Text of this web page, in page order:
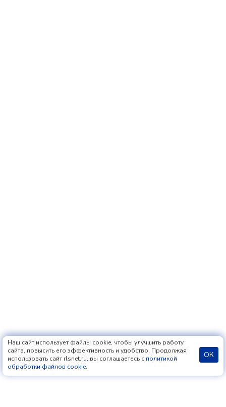
Наш сайт использует файлы cookie, чтобы улучшить работу
сайта, повысить его эффективность и удобство. Продолжая
использовать сайт rlsnet.ru, вы соглашаетесь с политикой
обработки файлов cookie.
ОК